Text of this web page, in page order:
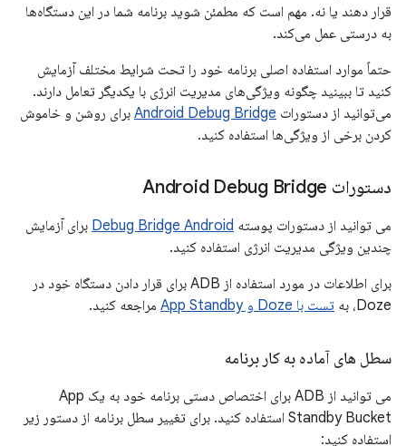
قرار دهند یا نه. مهم است که مطمئن شوید برنامه شما در این دستگاه‌ها
به درستی عمل می‌کند.
حتماً موارد استفاده اصلی برنامه خود را تحت شرایط مختلف آزمایش
کنید تا ببینید چگونه ویژگی‌های مدیریت انرژی با یکدیگر تعامل دارند.
می‌توانید از دستورات Android Debug Bridge برای روشن و خاموش
کردن برخی از ویژگی‌ها استفاده کنید.
دستورات Android Debug Bridge
می توانید از دستورات پوسته Debug Bridge Android برای آزمایش
چندین ویژگی مدیریت انرژی استفاده کنید.
برای اطلاعات در مورد استفاده از ADB برای قرار دادن دستگاه خود در
Doze، به
تست با Doze و App Standby مراجعه کنید.
سطل های آماده به کار برنامه
می توانید از ADB برای اختصاص دستی برنامه خود به یک App
Standby Bucket استفاده کنید. برای تغییر سطل برنامه از دستور زیر
استفاده کنید: